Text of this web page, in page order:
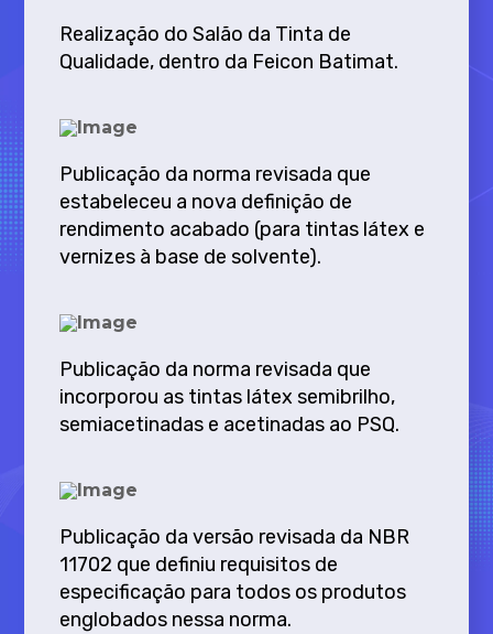
Realização do Salão da Tinta de
Qualidade, dentro da Feicon Batimat.
Publicação da norma revisada que
estabeleceu a nova definição de
rendimento acabado (para tintas látex e
vernizes à base de solvente).
Publicação da norma revisada que
incorporou as tintas látex semibrilho,
semiacetinadas e acetinadas ao PSQ.
Publicação da versão revisada da NBR
11702 que definiu requisitos de
especificação para todos os produtos
englobados nessa norma.